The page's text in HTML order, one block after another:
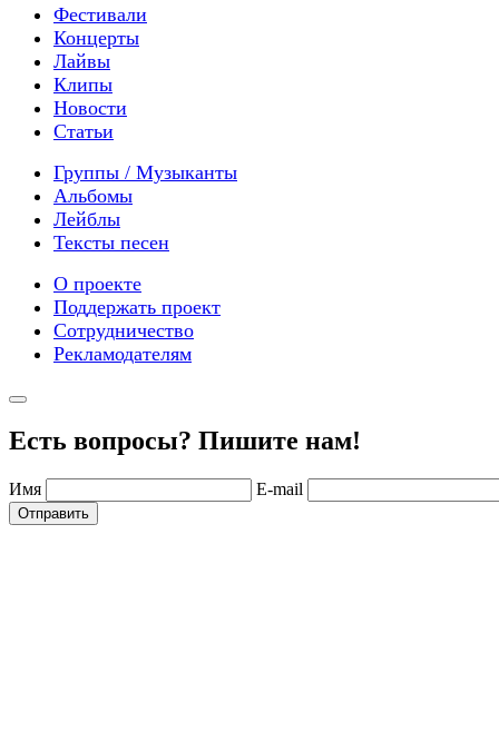
Фестивали
Концерты
Лайвы
Клипы
Новости
Статьи
Группы / Музыканты
Альбомы
Лейблы
Тексты песен
О проекте
Поддержать проект
Сотрудничество
Рекламодателям
Есть вопросы? Пишите нам!
Имя E-mail